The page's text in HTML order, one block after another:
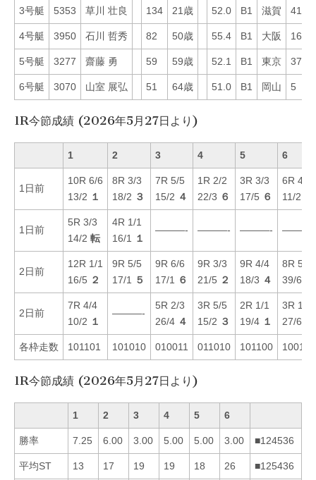
3号艇 5353 草川 壮良 134 21歳 52.0 B1 滋賀 41
4号艇 3950 石川 哲秀 82 50歳 55.4 B1 大阪 16
5号艇 3277 齋藤 勇 59 59歳 52.1 B1 東京 37
6号艇 3070 山室 展弘 51 64歳 51.0 B1 岡山 5
1R今節成績 (2026年5月27日より)
1 2 3 4 5 6
1日前
10R 6/6
13/2 １
8R 3/3
18/2 ３
7R 5/5
15/2 ４
1R 2/2
22/3 ６
3R 3/3
17/5 ６
6R 4/4
11/2
1日前
5R 3/3
14/2 転
4R 1/1
16/1
１
———- ———- ———- ———-
2日前
12R 1/1
16/5 ２
9R 5/5
17/1
５
9R 6/6
17/1
６
9R 3/3
21/5 ２
9R 4/4
18/3 ４
8R 5/2
39/6
2日前
7R 4/4
10/2 １
———-
5R 2/3
26/4 ４
3R 5/5
15/2 ３
2R 1/1
19/4 １
3R 1/1
27/6
各枠走数 101101 101010 010011 011010 101100 100110
1R今節成績 (2026年5月27日より)
1 2 3 4 5 6
勝率 7.25 6.00 3.00 5.00 5.00 3.00 ■124536
平均ST 13 17 19 19 18 26 ■125436